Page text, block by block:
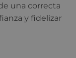
una correcta
y fidelizar